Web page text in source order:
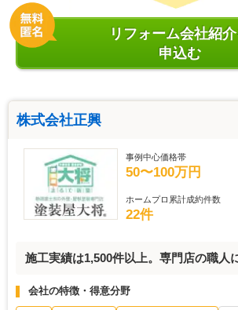
リフォーム会社紹
申込む
株式会社正興
事例中心価格帯
50〜100万円
ホームプロ累計成約件数
22件
施工実績は1,500件以上。専門店の職人
会社の特徴・得意分野